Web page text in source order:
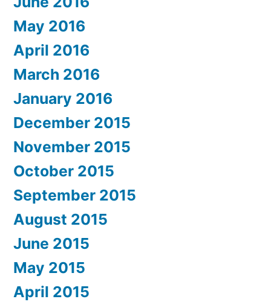
May 2016
April 2016
March 2016
January 2016
December 2015
November 2015
October 2015
September 2015
August 2015
June 2015
May 2015
April 2015